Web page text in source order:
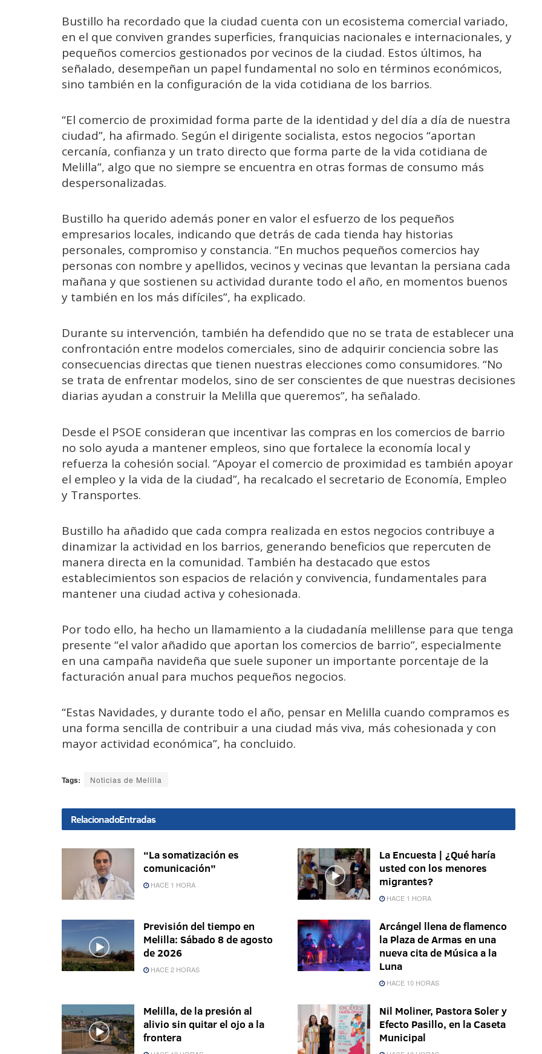
Bustillo ha recordado que la ciudad cuenta con un ecosistema comercial variado,
en el que conviven grandes superficies, franquicias nacionales e internacionales, y
pequeños comercios gestionados por vecinos de la ciudad. Estos últimos, ha
señalado, desempeñan un papel fundamental no solo en términos económicos,
sino también en la configuración de la vida cotidiana de los barrios.
“El comercio de proximidad forma parte de la identidad y del día a día de nuestra
ciudad”, ha afirmado. Según el dirigente socialista, estos negocios “aportan
cercanía, confianza y un trato directo que forma parte de la vida cotidiana de
Melilla”, algo que no siempre se encuentra en otras formas de consumo más
despersonalizadas.
Bustillo ha querido además poner en valor el esfuerzo de los pequeños
empresarios locales, indicando que detrás de cada tienda hay historias
personales, compromiso y constancia. “En muchos pequeños comercios hay
personas con nombre y apellidos, vecinos y vecinas que levantan la persiana cada
mañana y que sostienen su actividad durante todo el año, en momentos buenos
y también en los más difíciles”, ha explicado.
Durante su intervención, también ha defendido que no se trata de establecer una
confrontación entre modelos comerciales, sino de adquirir conciencia sobre las
consecuencias directas que tienen nuestras elecciones como consumidores. “No
se trata de enfrentar modelos, sino de ser conscientes de que nuestras decisiones
diarias ayudan a construir la Melilla que queremos”, ha señalado.
Desde el PSOE consideran que incentivar las compras en los comercios de barrio
no solo ayuda a mantener empleos, sino que fortalece la economía local y
refuerza la cohesión social. “Apoyar el comercio de proximidad es también apoyar
el empleo y la vida de la ciudad”, ha recalcado el secretario de Economía, Empleo
y Transportes.
Bustillo ha añadido que cada compra realizada en estos negocios contribuye a
dinamizar la actividad en los barrios, generando beneficios que repercuten de
manera directa en la comunidad. También ha destacado que estos
establecimientos son espacios de relación y convivencia, fundamentales para
mantener una ciudad activa y cohesionada.
Por todo ello, ha hecho un llamamiento a la ciudadanía melillense para que tenga
presente “el valor añadido que aportan los comercios de barrio”, especialmente
en una campaña navideña que suele suponer un importante porcentaje de la
facturación anual para muchos pequeños negocios.
“Estas Navidades, y durante todo el año, pensar en Melilla cuando compramos es
una forma sencilla de contribuir a una ciudad más viva, más cohesionada y con
mayor actividad económica”, ha concluido.
Tags: Noticias de Melilla
RelacionadoEntradas
“La somatización es
comunicación”
HACE 1 HORA
La Encuesta | ¿Qué haría
usted con los menores
migrantes?
HACE 1 HORA
Previsión del tiempo en
Melilla: Sábado 8 de agosto
de 2026
HACE 2 HORAS
Arcángel llena de flamenco
la Plaza de Armas en una
nueva cita de Música a la
Luna
HACE 10 HORAS
Melilla, de la presión al
alivio sin quitar el ojo a la
frontera
Nil Moliner, Pastora Soler y
Efecto Pasillo, en la Caseta
Municipal